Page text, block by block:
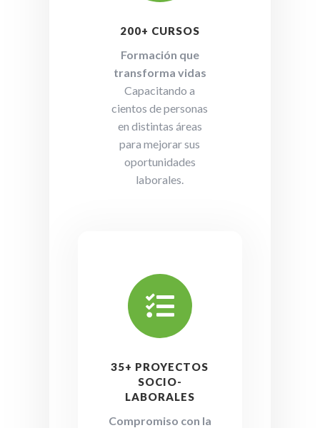
200+ CURSOS
Formación que
transforma vidas
Capacitando a
cientos de personas
en distintas áreas
para mejorar sus
oportunidades
laborales.

35+ PROYECTOS
SOCIO-
LABORALES
Compromiso con la